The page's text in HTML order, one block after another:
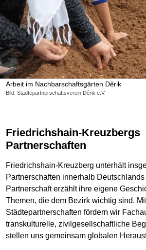
Arbeit im Nachbarschaftsgärten Dêrik
Bild: Städtepartnerschaftsverein Dêrik e.V.
Friedrichshain-Kreuzbergs
Partnerschaften
Friedrichshain-Kreuzberg unterhält
Partnerschaften innerhalb
Partnerschaft erzählt ihre eigene
Themen, die dem Bezirk wichtig sind.
Städtepartnerschaften fördern wir
transkulturelle, zivilgesellschaftliche
stellen uns gemeinsam globalen